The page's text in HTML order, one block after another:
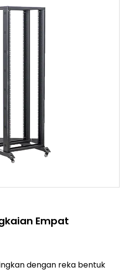
Empat
dengan reka bentuk